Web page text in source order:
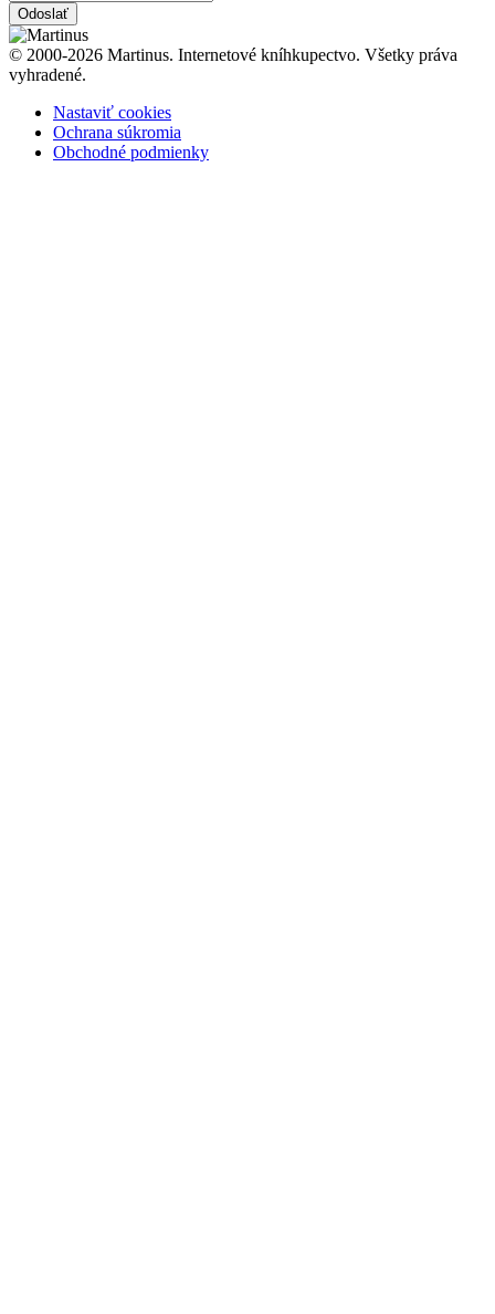
Odoslať
© 2000-2026 Martinus. Internetové kníhkupectvo. Všetky práva
vyhradené.
Nastaviť cookies
Ochrana súkromia
Obchodné podmienky